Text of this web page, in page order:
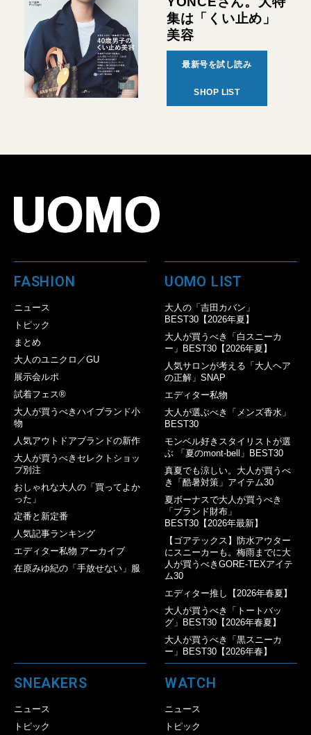
集は「くい止め」
美容
最新号を試し読み
SHOP LIST
FASHION
ニュース
トピック
まとめ
大人のユニクロ／GU
展示会ルポ
試着フェス®︎
大人が買うべきハイブランド小
物
人気アウトドアブランドの新作
大人が買うべきセレクトショッ
プ別注
おしゃれな大人の「買ってよか
った」
定番と新定番
人気記事ランキング
エディター私物 アーカイブ
在原みゆ紀の「手放せない」服
UOMO LIST
大人の「吉田カバン」
BEST30【2026年夏】
大人が買うべき「白スニーカ
ー」BEST30【2026年夏】
人気サロンが考える「大人ヘア
の正解」SNAP
エディター私物
大人が選ぶべき「メンズ香水」
BEST30
モンベル好きスタイリストが選
ぶ 「夏のmont-bell」BEST30
真夏でも涼しい。大人が買うべ
き「酷暑対策」アイテム30
夏ボーナスで大人が買うべき
「ブランド財布」
BEST30【2026年最新】
【ゴアテックス】防水アウター
にスニーカーも。梅雨までに大
人が買うべきGORE-TEXアイテ
ム30
エディター推し【2026年春夏】
大人が買うべき「トートバッ
グ」BEST30【2026年春夏】
大人が買うべき「黒スニーカ
ー」BEST30【2026年春】
SNEAKERS
ニュース
トピック
WATCH
ニュース
トピック